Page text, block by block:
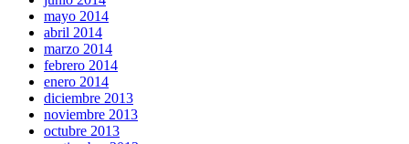
mayo 2014
abril 2014
marzo 2014
febrero 2014
enero 2014
diciembre 2013
noviembre 2013
octubre 2013